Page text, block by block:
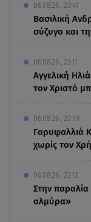
06.08.26 , 23:41
Βασιλική
σύζυγο και
06.08.26 , 23:11
Αγγελική
τον Χριστό
06.08.26 , 22:39
Γαρυφαλλιά
χωρίς τον
06.08.26 , 22:12
Στην
αλμύρα»